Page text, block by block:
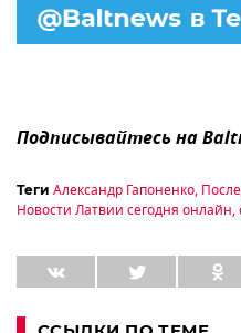
Подписывайтесь на
Теги Александр Гапоненко,
Новости Латвии сегодня онлайн,